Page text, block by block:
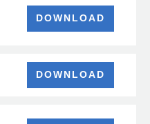
DOWNLOAD
DOWNLOAD